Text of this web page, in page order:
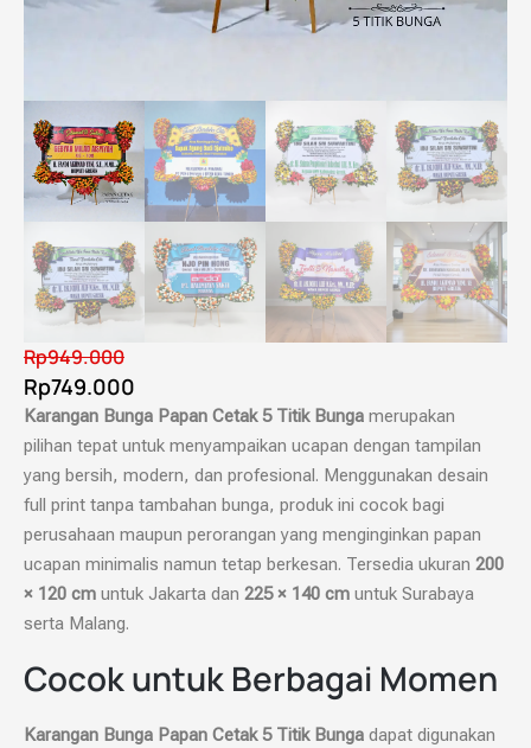
Rp949.000
Rp749.000
Karangan Bunga Papan Cetak 5 Titik Bunga merupakan
pilihan tepat untuk menyampaikan ucapan dengan tampilan
yang bersih, modern, dan profesional. Menggunakan desain
full print tanpa tambahan bunga, produk ini cocok bagi
perusahaan maupun perorangan yang menginginkan papan
ucapan minimalis namun tetap berkesan. Tersedia ukuran 200
× 120 cm untuk Jakarta dan 225 × 140 cm untuk Surabaya
serta Malang.
Cocok untuk Berbagai Momen
Karangan Bunga Papan Cetak 5 Titik Bunga dapat digunakan